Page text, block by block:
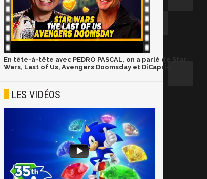
En tête-à-tête avec PEDRO PASCAL, on a parlé de Star
Wars, Last of Us, Avengers Doomsday et DiCaprio
LES VIDÉOS